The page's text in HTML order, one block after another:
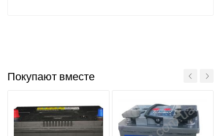
Покупают вместе